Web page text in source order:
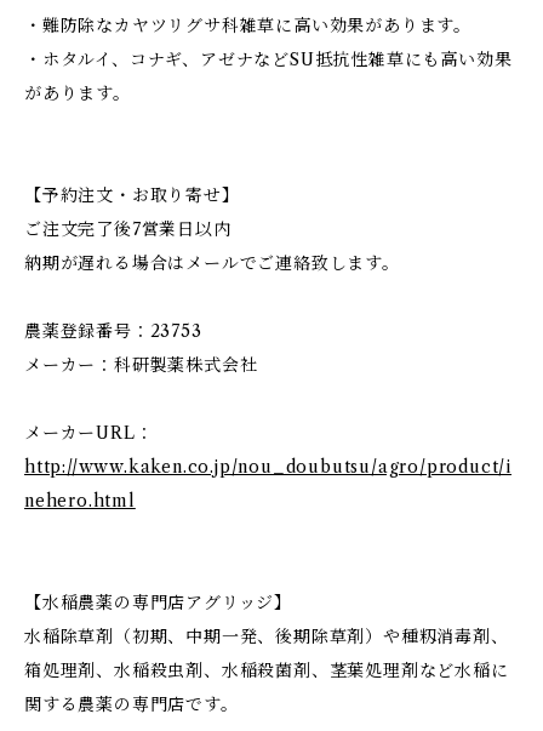
・難防除なカヤツリグサ科雑草に高い効果があります。
・ホタルイ、コナギ、アゼナなどSU抵抗性雑草にも高い効果
があります。
【予約注文・お取り寄せ】
ご注文完了後7営業日以内
納期が遅れる場合はメールでご連絡致します。
農薬登録番号：23753
メーカー：科研製薬株式会社
メーカーURL：
http://www.kaken.co.jp/nou_doubutsu/agro/product/i
nehero.html
【水稲農薬の専門店アグリッジ】
水稲除草剤（初期、中期一発、後期除草剤）や種籾消毒剤、
箱処理剤、水稲殺虫剤、水稲殺菌剤、茎葉処理剤など水稲に
関する農薬の専門店です。